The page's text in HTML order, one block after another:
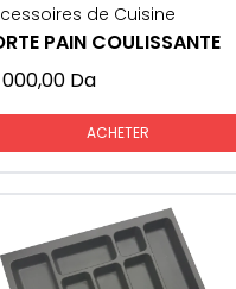
de Cuisine
PAIN COULISSANTE
000,00 Da
ACHETER